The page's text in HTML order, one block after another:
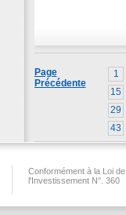
1
15
29
43
Page
Précédente
Conformément à la Loi de
l'Investissement N°. 360